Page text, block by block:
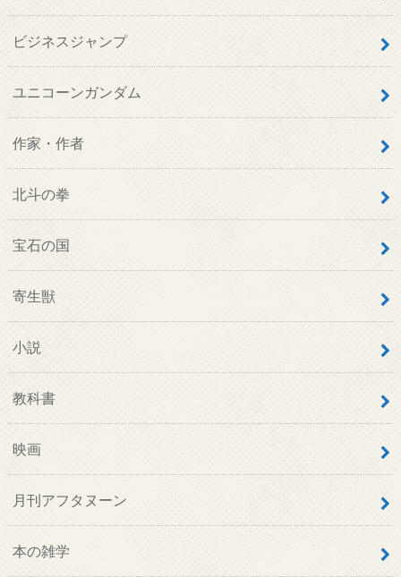
ビジネスジャンプ
ユニコーンガンダム
作家・作者
北斗の拳
宝石の国
寄生獣
小説
教科書
映画
月刊アフタヌーン
本の雑学